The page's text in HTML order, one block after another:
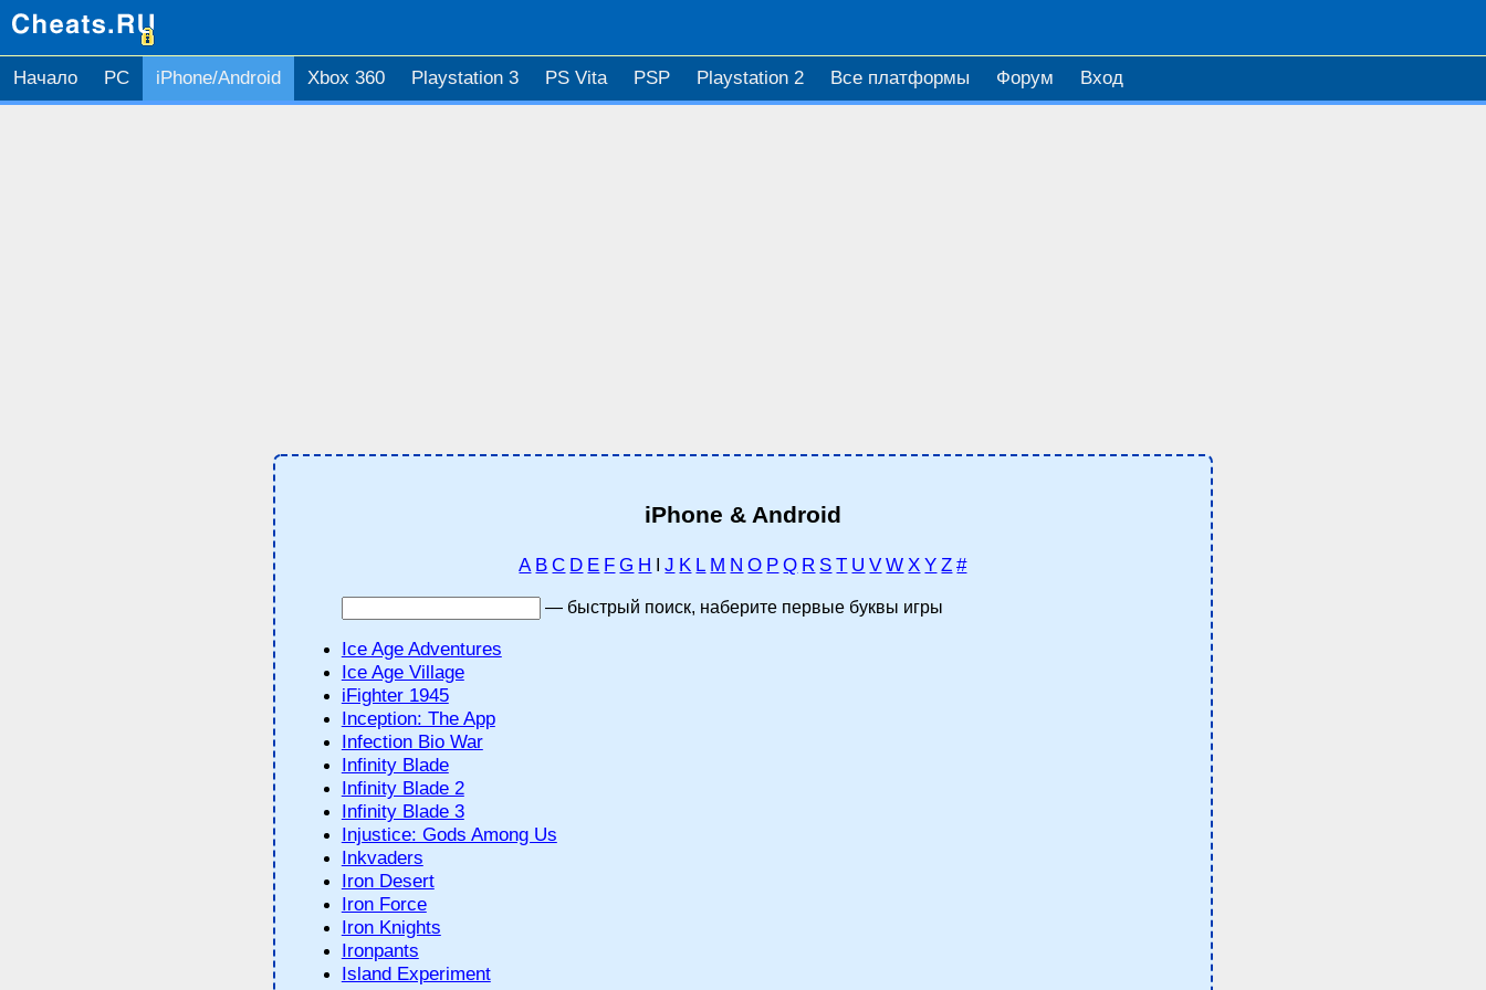
Начало PC iPhone/Android Xbox 360 Playstation 3 PS Vita PSP Playstation 2 Все платформы Форум Вход
iPhone & Android
A B C D E F G H IJ K L M N O P Q R S T U V W X Y Z #
— быстрый поиск, наберите первые буквы игры
Ice Age Adventures
Ice Age Village
iFighter 1945
Inception: The App
Infection Bio War
Infinity Blade
Infinity Blade 2
Infinity Blade 3
Injustice: Gods Among Us
Inkvaders
Iron Desert
Iron Force
Iron Knights
Ironpants
Island Experiment